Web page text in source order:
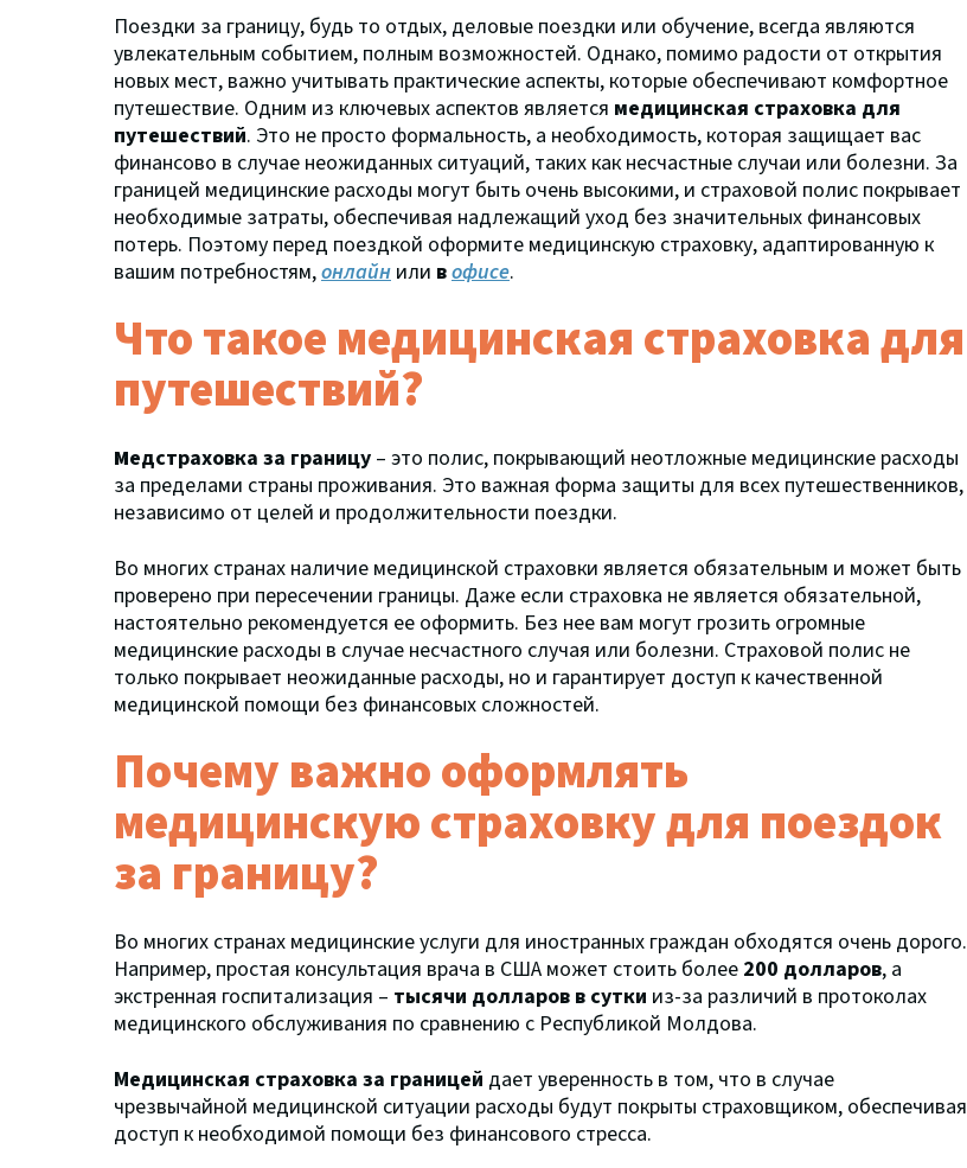
Поездки за границу, будь то отдых, деловые поездки или обучение, всегда являются
увлекательным событием, полным возможностей. Однако, помимо радости от открытия
новых мест, важно учитывать практические аспекты, которые обеспечивают комфортное
путешествие. Одним из ключевых аспектов является медицинская страховка для
путешествий. Это не просто формальность, а необходимость, которая защищает вас
финансово в случае неожиданных ситуаций, таких как несчастные случаи или болезни. За
границей медицинские расходы могут быть очень высокими, и страховой полис покрывает
необходимые затраты, обеспечивая надлежащий уход без значительных финансовых
потерь. Поэтому перед поездкой оформите медицинскую страховку, адаптированную к
вашим потребностям,онлайн или вофисе.
Что такое медицинская страховка для
путешествий?
Медстраховка за границу – это полис, покрывающий неотложные медицинские расходы
за пределами страны проживания. Это важная форма защиты для всех путешественников,
независимо от целей и продолжительности поездки.
Во многих странах наличие медицинской страховки является обязательным и может быть
проверено при пересечении границы. Даже если страховка не является обязательной,
настоятельно рекомендуется ее оформить. Без нее вам могут грозить огромные
медицинские расходы в случае несчастного случая или болезни. Страховой полис не
только покрывает неожиданные расходы, но и гарантирует доступ к качественной
медицинской помощи без финансовых сложностей.
Почему важно оформлять
медицинскую страховку для поездок
за границу?
Во многих странах медицинские услуги для иностранных граждан обходятся очень дорого.
Например, простая консультация врача в США может стоить более 200 долларов, а
экстренная госпитализация – тысячи долларов в сутки из-за различий в протоколах
медицинского обслуживания по сравнению с Республикой Молдова.
Медицинская страховка за границей дает уверенность в том, что в случае
чрезвычайной медицинской ситуации расходы будут покрыты страховщиком, обеспечивая
доступ к необходимой помощи без финансового стресса.